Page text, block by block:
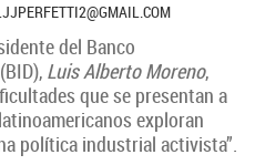
del Banco
Luis Alberto Moreno,
que se presentan a
exploran
política industrial activista”.